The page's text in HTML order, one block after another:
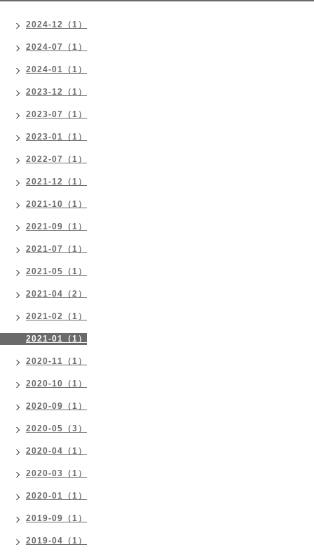
2024-12（1）
2024-07（1）
2024-01（1）
2023-12（1）
2023-07（1）
2023-01（1）
2022-07（1）
2021-12（1）
2021-10（1）
2021-09（1）
2021-07（1）
2021-05（1）
2021-04（2）
2021-02（1）
2021-01（1）
2020-11（1）
2020-10（1）
2020-09（1）
2020-05（3）
2020-04（1）
2020-03（1）
2020-01（1）
2019-09（1）
2019-04（1）